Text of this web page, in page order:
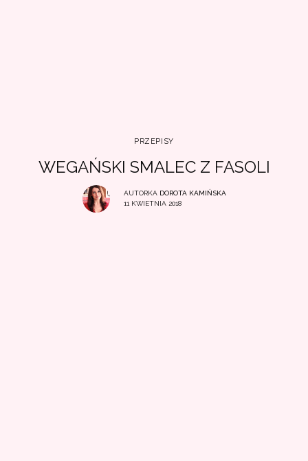
PRZEPISY
WEGAŃSKI SMALEC Z FASOLI
AUTORKA DOROTA KAMIŃSKA
11 KWIETNIA 2018